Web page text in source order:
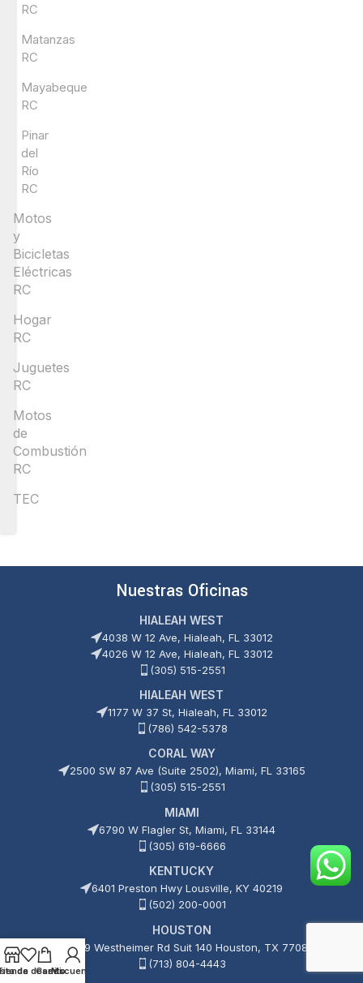
RC
Matanzas
RC
Mayabeque
RC
Pinar
del
Río
RC
Motos
y
Bicicletas
Eléctricas
RC
Hogar
RC
Juguetes
RC
Motos
de
Combustión
RC
TEC
Nuestras Oficinas
HIALEAH WEST
4038 W 12 Ave, Hialeah, FL 33012
4026 W 12 Ave, Hialeah, FL 33012
(305) 515-2551
HIALEAH WEST
1177 W 37 St, Hialeah, FL 33012
(786) 542-5378
CORAL WAY
2500 SW 87 Ave (Suite 2502), Miami, FL 33165
(305) 515-2551
MIAMI
6790 W Flagler St, Miami, FL 33144
(305) 619-6666
KENTUCKY
6401 Preston Hwy Lousville, KY 40219
(502) 200-0001
HOUSTON
15209 Westheimer Rd Suit 140 Houston, TX 77082
(713) 804-4443
de deseos
CarritoMi cuenta